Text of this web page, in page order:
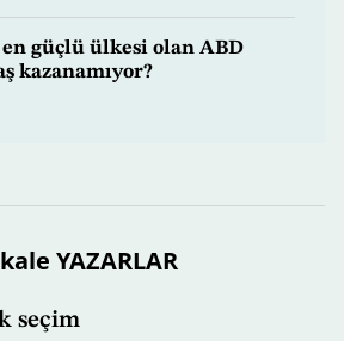
güçlü ülkesi olan ABD
kazanamıyor?
YAZARLAR
seçim